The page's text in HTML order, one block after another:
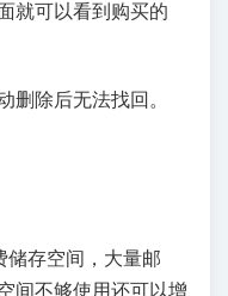
就可以看到购买的
删除后无法找回。
储存空间，大量邮
间不够使用还可以增